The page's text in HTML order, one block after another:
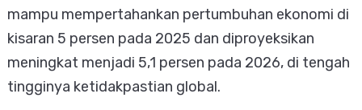
mampu mempertahankan pertumbuhan ekonomi di
kisaran 5 persen pada 2025 dan diproyeksikan
meningkat menjadi 5,1 persen pada 2026, di tengah
tingginya ketidakpastian global.